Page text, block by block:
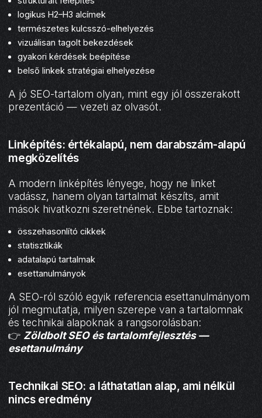
logikus H2–H3 alcímek
természetes kulcsszó-elhelyezés
vizuálisan tagolt bekezdések
gyakori kérdések beépítése
belső linkek stratégiai elhelyezése
A jó SEO-tartalom olyan, mint egy jól összerakott
prezentáció — vezeti az olvasót.
Linképítés: értékalapú, nem darabszám-alapú
megközelítés
A modern linképítés lényege, hogy ne linket
vadássz, hanem olyan tartalmat készíts, amit
mások hivatkozni szeretnének. Ebbe tartoznak:
összehasonlító cikkek
statisztikák
adatalapú tartalmak
esettanulmányok
A SEO-ról szóló egyik referencia esettanulmányom
jól megmutatja, milyen szerepe van a tartalomnak
és technikai alapoknak a rangsorolásban:
👉 Zöldbolt SEO és tartalomfejlesztés —
esettanulmány
Technikai SEO: a láthatatlan alap, ami nélkül
nincs eredmény